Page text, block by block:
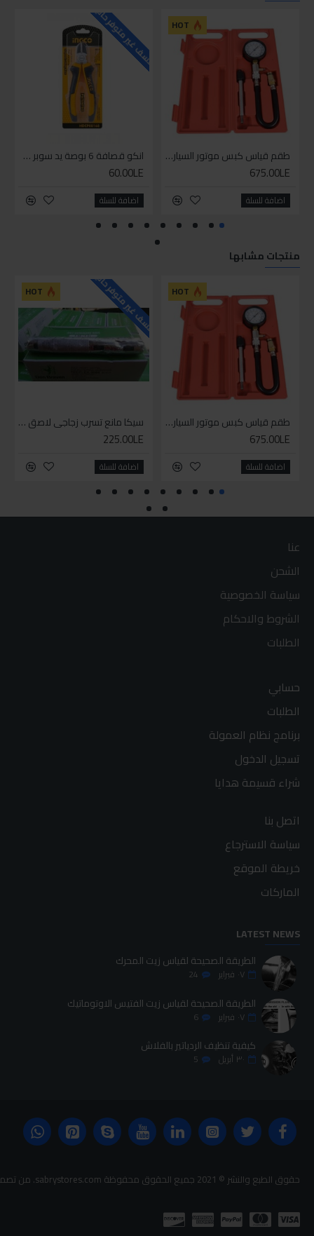
HOT
طقم قياس كبس موتور السياره 3 ق
675.00LE
اضافة للسلة
للاسف غير متوفر حاليا
انكو قصافة 6 بوصة يد سوبر وان
60.00LE
اضافة للسلة
منتجات مشابها
HOT
طقم قياس كبس موتور السياره 3 ق
675.00LE
اضافة للسلة
HOT للاسف غير متوفر حاليا
سيكا مانع تسرب زجاجي لاصق اسود 600 مل
225.00LE
اضافة للسلة
عنا
الشحن
سياسة الخصوصية
الشروط والاحكام
الطلبات
حسابي
الطلبات
برنامج نظام العمولة
تسجيل الدخول
شراء قسيمة هدايا
اتصل بنا
سياسة الاسترجاع
خريطة الموقع
الماركات
LATEST NEWS
الطريقة الصحيحة لقياس زيت المحرك
٠٧ فبراير 24
الطريقة الصحيحة لقياس زيت الفتيس الاوتوماتيك
٠٧ فبراير 6
كيفية تنظيف الردياتير بالفلاش
٣٠ أبريل 5
حقوق الطبع والنشر © 2021 جميع الحقوق محفوظة sabrystores.com. من تصميم-